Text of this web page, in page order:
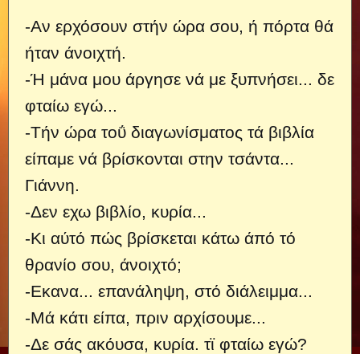
-Αν ερχόσουν στήν ώρα σου, ή πόρτα θά
ήταν άνοιχτή.
-Ή μάνα μου άργησε νά με ξυπνήσει... δε
φταίω εγώ...
-Τήν ώρα τοΰ διαγωνίσματος τά βιβλία
είπαμε νά βρίσκονται στην τσάντα...
Γιάννη.
-Δεν εχω βιβλίο, κυρία...
-Κι αύτό πώς βρίσκεται κάτω άπό τό
θρανίο σου, άνοιχτό;
-Εκανα... επανάληψη, στό διάλειμμα...
-Μά κάτι είπα, πριν αρχίσουμε...
-Δε σάς ακόυσα, κυρία. τϊ φταίω εγώ?